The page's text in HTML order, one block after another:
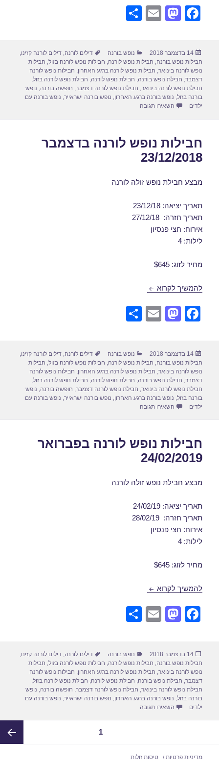
F
e
b
o
o
M
o
d
o
n
E
e
פורסם
בתאריך
14 בדצמבר 2018 קטגוריות
נופש בורנה תגיות
דילים לורנה,דילים לורנה קזינו,
חבילות נופש בורנה, חבילות נופש לורנה, חבילות נופש לורנה בזול, חבילות
נופש לורנה בינואר, חבילות נופש לורנה ברגע האחרון, חבילות נופש לורנה
דצמבר, חבילת נופש בורנה, חבילת נופש לורנה, חבילת נופש לורנה בזול,
חבילת נופש לורנה בינואר, חבילת נופש לורנה דצמבר, חופשה בורנה, נופש
בורנה בזול, נופש בורנה ברגע האחרון, נופש בורנה ישראייר, נופש בורנה עם
ילדים
השאירו תגובה
חבילות נופש לורנה בדצמבר
23/12/2018
מבצע חבילת נופש זולה לורנה
תאריך יציאה: 23/12/18
תאריך חזרה: 27/12/18
אירוח: חצי פנסיון
לילות: 4
מחיר לזוג: $645
להמשיך לקרוא חבילות נופש לורנה בדצמבר 23/12/2018
F
e
b
o
o
M
o
d
o
n
E
e
פורסם
בתאריך
14 בדצמבר 2018 קטגוריות
נופש בורנה תגיות
דילים לורנה ,דילים לורנה קזינו
חבילות נופש בורנה חבילות נופש לורנה חבילות נופש לורנה בזול חבילות
נופש לורנה בינואר חבילות נופש לורנה ברגע האחרון חבילות נופש לורנה
דצמבר חבילת נופש בורנה חבילת נופש לורנה חבילת נופש לורנה בזול
חבילת נופש לורנה בינואר חבילת נופש לורנה דצמבר חופשה בורנה נופש
בורנה בזול נופש בורנה ברגע האחרון נופש בורנה ישראייר נופש בורנה עם
ילדים
השאירו תגובה
חבילות נופש לורנה בפברואר
24/02/2019
מבצע חבילת נופש זולה לורנה
תאריך יציאה: 24/02/19
תאריך חזרה: 28/02/19
אירוח: חצי פנסיון
לילות: 4
מחיר לזוג: $645
להמשיך לקרוא חבילות נופש לורנה בפברואר 24/02/2019
F
e
b
o
o
M
o
d
o
n
E
e
פורסם
בתאריך
14 בדצמבר 2018 קטגוריות
נופש בורנה תגיות
דילים לורנה,דילים לורנה קזינו,
חבילות נופש בורנה, חבילות נופש לורנה, חבילות נופש לורנה בזול, חבילות
נופש לורנה בינואר, חבילות נופש לורנה ברגע האחרון, חבילות נופש לורנה
דצמבר, חבילת נופש בורנה, חבילת נופש לורנה, חבילת נופש לורנה בזול,
חבילת נופש לורנה בינואר, חבילת נופש לורנה דצמבר, חופשה בורנה, נופש
בורנה בזול, נופש בורנה ברגע האחרון, נופש בורנה ישראייר, נופש בורנה עם
ילדים
השאירו תגובה
עמוד1
מדיניות פרטיות טיסות זולות